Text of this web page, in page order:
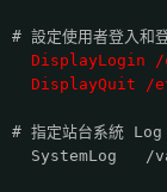
# 設定使用者登入和
DisplayLogin /
DisplayQuit /
# 指定站台系統 Log
SystemLog /